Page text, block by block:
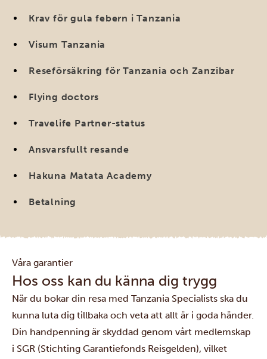
Krav för gula febern i Tanzania
Visum Tanzania
Reseförsäkring för Tanzania och Zanzibar
Flying doctors
Travelife Partner-status
Ansvarsfullt resande
Hakuna Matata Academy
Betalning
Våra garantier
Hos oss kan du känna dig trygg
När du bokar din resa med Tanzania Specialists ska du
kunna luta dig tillbaka och veta att allt är i goda händer.
Din handpenning är skyddad genom vårt medlemskap
i SGR (Stichting Garantiefonds Reisgelden), vilket